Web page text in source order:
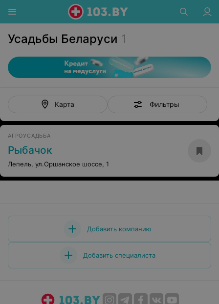
Усадьбы Беларуси 1
Карта Фильтры
АГРОУСАДЬБА
Рыбачок
Лепель, ул.Оршанское шоссе, 1
Добавить компанию
Добавить специалиста